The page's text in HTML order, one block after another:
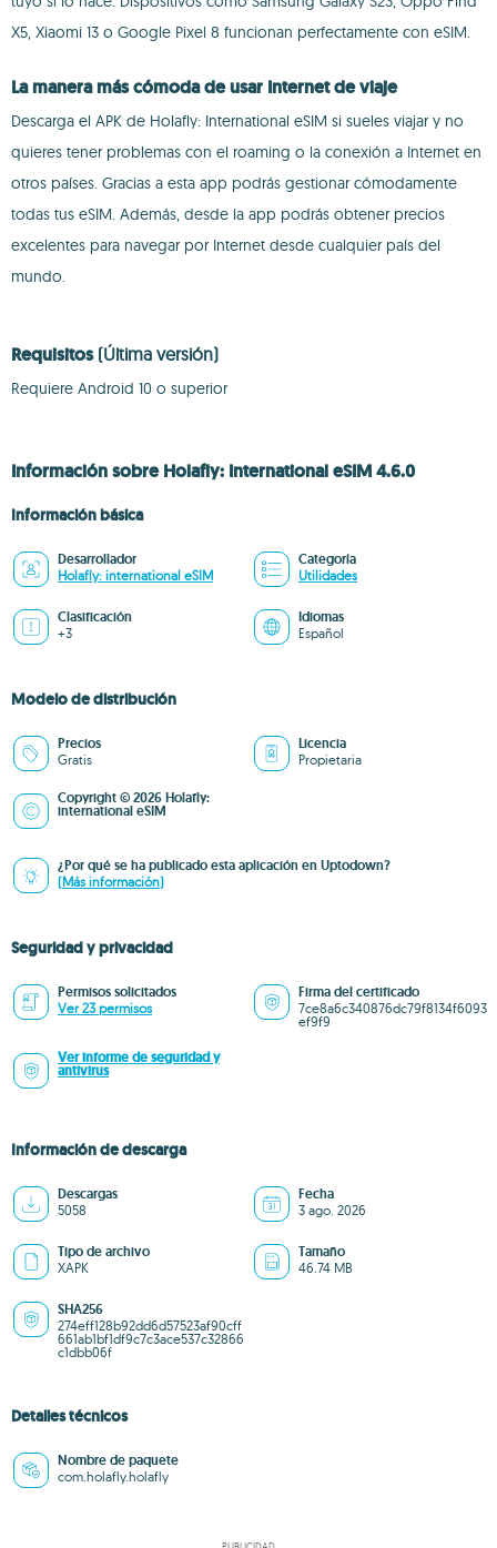
X5, Xiaomi 13 o Google Pixel 8 funcionan perfectamente con eSIM.
La manera más cómoda de usar Internet de viaje
Descarga el APK de Holafly: International eSIM si sueles viajar y no
quieres tener problemas con el roaming o la conexión a Internet en
otros países. Gracias a esta app podrás gestionar cómodamente
todas tus eSIM. Además, desde la app podrás obtener precios
excelentes para navegar por Internet desde cualquier país del
mundo.
Requisitos (Última versión)
Requiere Android 10 o superior
Información sobre Holafly: International eSIM 4.6.0
Información básica
Desarrollador
Holafly: international eSIM
Categoría
Utilidades
Clasificación
+3
Idiomas
Español
Modelo de distribución
Precios
Gratis
Licencia
Propietaria
Copyright © 2026 Holafly:
international eSIM
¿Por qué se ha publicado esta aplicación en Uptodown?
(Más información)
Seguridad y privacidad
Permisos solicitados
Ver 23 permisos
Firma del certificado
7ce8a6c340876dc79f8134f6093
ef9f9
Ver informe de seguridad y
antivirus
Información de descarga
Descargas
5058
Fecha
3 ago. 2026
Tipo de archivo
XAPK
Tamaño
46.74 MB
SHA256
274eff128b92dd6d57523af90cff
661ab1bf1df9c7c3ace537c32866
c1dbb06f
Detalles técnicos
Nombre de paquete
com.holafly.holafly